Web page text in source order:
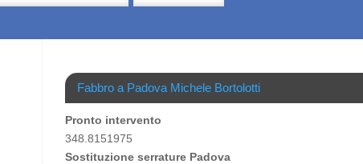
Fabbro a Padova Michele Bortolotti
Pronto intervento
348.8151975
Sostituzione serrature Padova